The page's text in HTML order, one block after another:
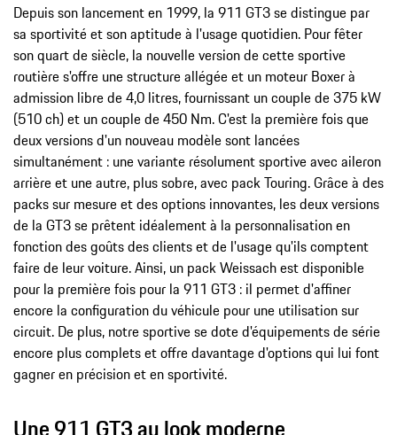
Depuis son lancement en 1999, la 911 GT3 se distingue par
sa sportivité et son aptitude à l'usage quotidien. Pour fêter
son quart de siècle, la nouvelle version de cette sportive
routière s'offre une structure allégée et un moteur Boxer à
admission libre de 4,0 litres, fournissant un couple de 375 kW
(510 ch) et un couple de 450 Nm. C'est la première fois que
deux versions d'un nouveau modèle sont lancées
simultanément : une variante résolument sportive avec aileron
arrière et une autre, plus sobre, avec pack Touring. Grâce à des
packs sur mesure et des options innovantes, les deux versions
de la GT3 se prêtent idéalement à la personnalisation en
fonction des goûts des clients et de l'usage qu'ils comptent
faire de leur voiture. Ainsi, un pack Weissach est disponible
pour la première fois pour la 911 GT3 : il permet d'affiner
encore la configuration du véhicule pour une utilisation sur
circuit. De plus, notre sportive se dote d'équipements de série
encore plus complets et offre davantage d'options qui lui font
gagner en précision et en sportivité.